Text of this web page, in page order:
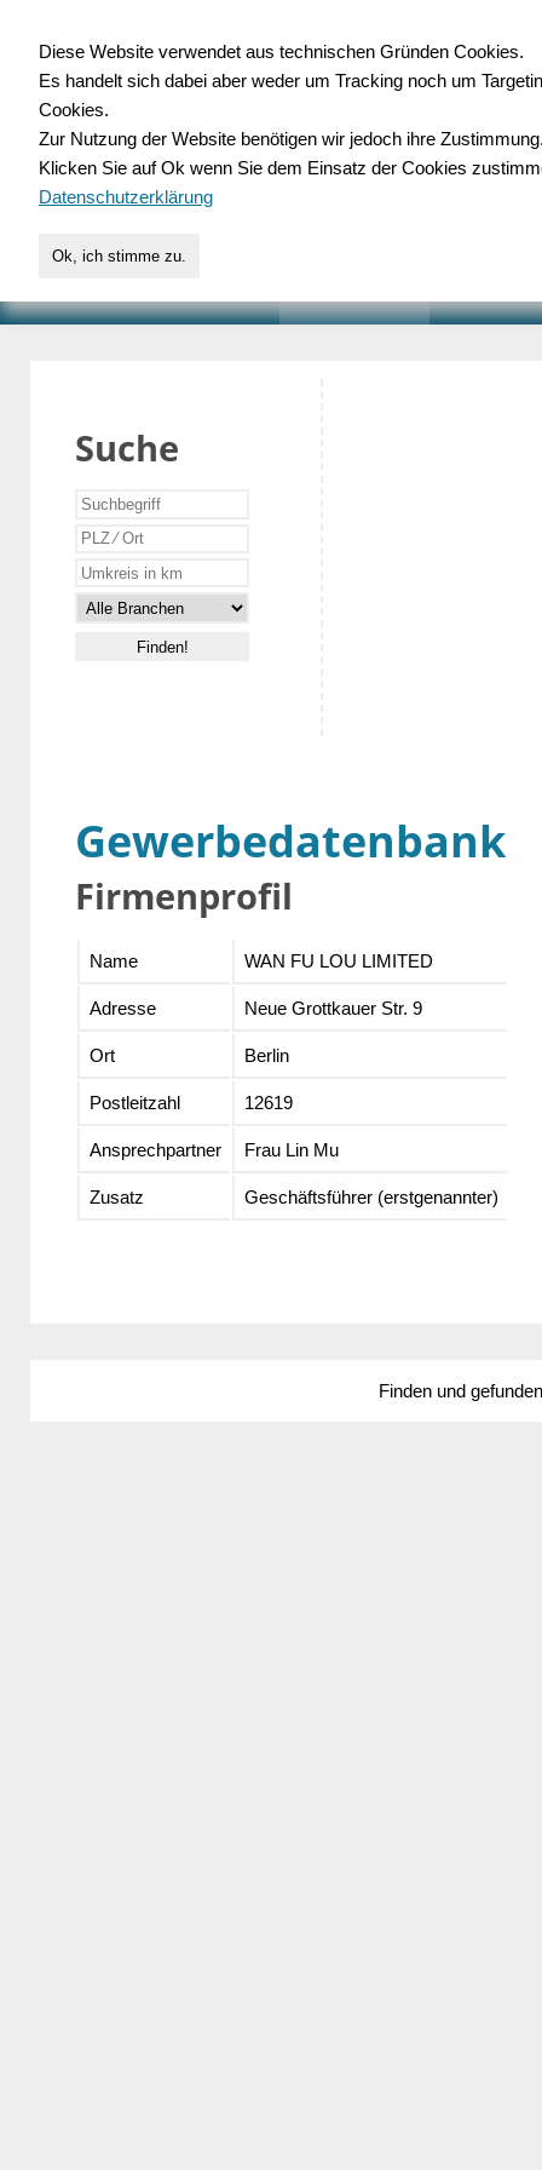
für Handwerk,
Suche
Gewerbedatenbank
Firmenprofil
Name WAN FU LOU LIMITED
Adresse Neue Grottkauer Str. 9
Ort Berlin
Postleitzahl 12619
Ansprechpartner Frau Lin Mu
Zusatz Geschäftsführer (erstgenannter)
Finden und
Diese Website verwendet aus technischen Gründen Cookies.
Es handelt sich dabei aber weder um Tracking noch um
Cookies.
Zur Nutzung der Website benötigen wir jedoch ihre
Klicken Sie auf Ok wenn Sie dem Einsatz der Cookies
Datenschutzerklärung
Ok, ich stimme zu.